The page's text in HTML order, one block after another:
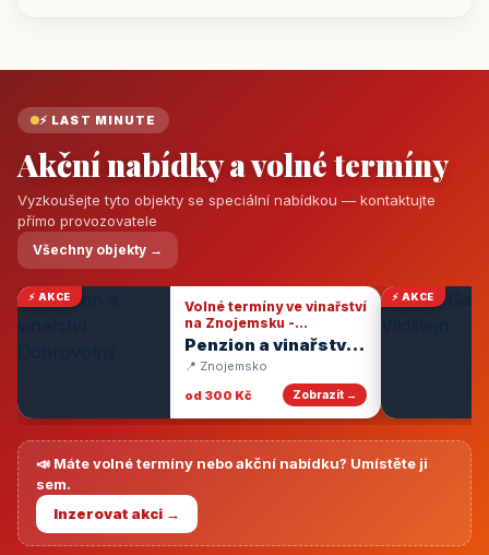
⚡ LAST MINUTE
Akční nabídky a volné termíny
Vyzkoušejte tyto objekty se speciální nabídkou — kontaktujte
přímo provozovatele
Všechny objekty →
⚡ AKCE
Volné termíny ve vinařství
na Znojemsku -
degustace vín
Penzion a vinařství
Dobrovolný
📍 Znojemsko
od 300 Kč
Zobrazit →
⚡ AKCE
📣 Máte volné termíny nebo akční nabídku? Umístěte ji
sem.
Inzerovat akci →